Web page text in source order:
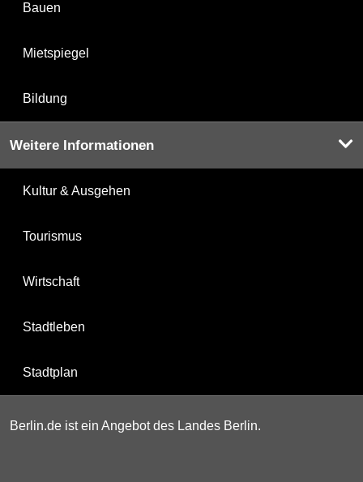
Bauen
Mietspiegel
Bildung
Weitere Informationen
Kultur & Ausgehen
Tourismus
Wirtschaft
Stadtleben
Stadtplan
Berlin.de ist ein Angebot des Landes Berlin.